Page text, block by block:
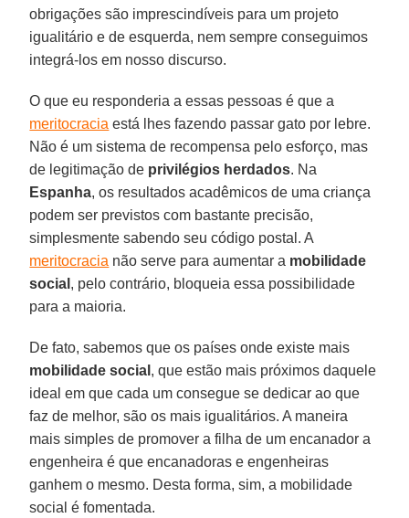
obrigações são imprescindíveis para um projeto
igualitário e de esquerda, nem sempre conseguimos
integrá-los em nosso discurso.
O que eu responderia a essas pessoas é que a
meritocracia está lhes fazendo passar gato por lebre.
Não é um sistema de recompensa pelo esforço, mas
de legitimação de privilégios herdados. Na
Espanha, os resultados acadêmicos de uma criança
podem ser previstos com bastante precisão,
simplesmente sabendo seu código postal. A
meritocracia não serve para aumentar a mobilidade
social , pelo contrário, bloqueia essa possibilidade
para a maioria.
De fato, sabemos que os países onde existe mais
mobilidade social , que estão mais próximos daquele
ideal em que cada um consegue se dedicar ao que
faz de melhor, são os mais igualitários. A maneira
mais simples de promover a filha de um encanador a
engenheira é que encanadoras e engenheiras
ganhem o mesmo. Desta forma, sim, a mobilidade
social é fomentada.